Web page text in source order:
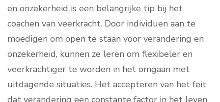
en onzekerheid is een belangrijke tip bij het
coachen van veerkracht. Door individuen aan te
moedigen om open te staan voor verandering en
onzekerheid, kunnen ze leren om flexibeler en
veerkrachtiger te worden in het omgaan met
uitdagende situaties. Het accepteren van het feit
dat verandering een constante factor in het leven